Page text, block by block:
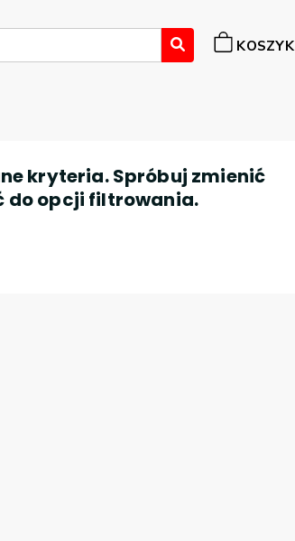
KOSZYK
kryteria. Spróbuj zmienić
do opcji filtrowania.